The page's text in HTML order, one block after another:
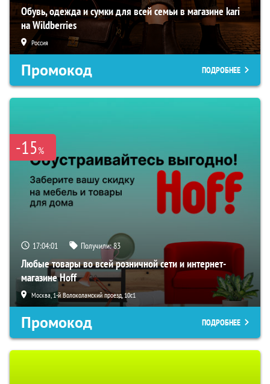
Обувь, одежда и сумки для всей семьи в магазине kari
на Wildberries
Россия
Промокод ПОДРОБНЕЕ
-15%
17:04:00 Получили:83
Любые товары во всей розничной сети и интернет-
магазине Hoff
Москва, 1-й Волоколамский проезд, 10с1
Промокод ПОДРОБНЕЕ